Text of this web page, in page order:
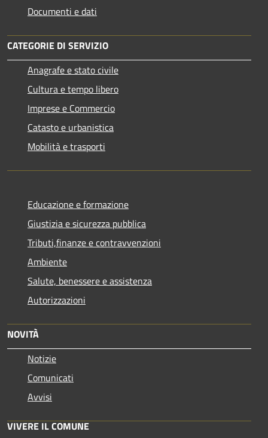
Documenti e dati
CATEGORIE DI SERVIZIO
Anagrafe e stato civile
Cultura e tempo libero
Imprese e Commercio
Catasto e urbanistica
Mobilità e trasporti
Educazione e formazione
Giustizia e sicurezza pubblica
Tributi,finanze e contravvenzioni
Ambiente
Salute, benessere e assistenza
Autorizzazioni
NOVITÀ
Notizie
Comunicati
Avvisi
VIVERE IL COMUNE